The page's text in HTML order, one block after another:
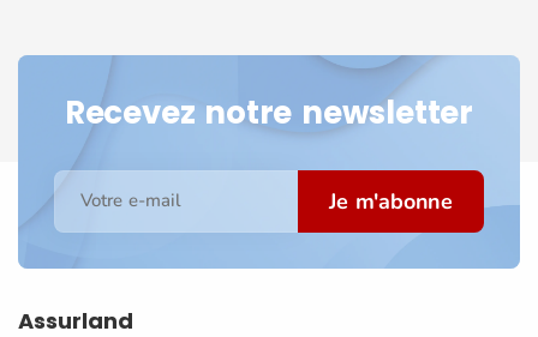
Recevez notre newsletter
Votre e-mail Je m'abonne
Assurland